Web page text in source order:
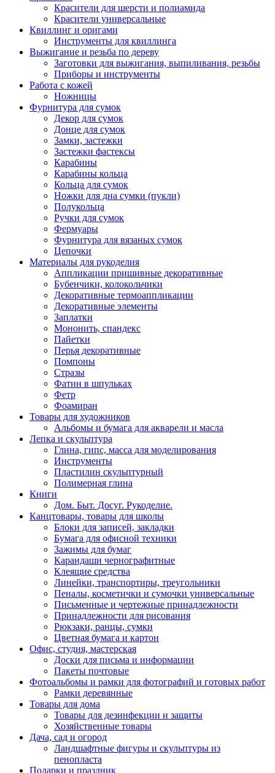
Красители для шерсти и полиамида
Красители универсальные
Квиллинг и оригами
Инструменты для квиллинга
Выжигание и резьба по дереву
Заготовки для выжигания, выпиливания, резьбы
Приборы и инструменты
Работа с кожей
Ножницы
Фурнитура для сумок
Декор для сумок
Донце для сумок
Замки, застежки
Застежки фастексы
Карабины
Карабины кольца
Кольца для сумок
Ножки для дна сумки (пукли)
Полукольца
Ручки для сумок
Фермуары
Фурнитура для вязаных сумок
Цепочки
Материалы для рукоделия
Аппликации пришивные декоративные
Бубенчики, колокольчики
Декоративные термоаппликации
Декоративные элементы
Заплатки
Мононить, спандекс
Пайетки
Перья декоративные
Помпоны
Стразы
Фатин в шпульках
Фетр
Фоамиран
Товары для художников
Альбомы и бумага для акварели и масла
Лепка и скульптура
Глина, гипс, масса для моделирования
Инструменты
Пластилин скульптурный
Полимерная глина
Книги
Дом. Быт. Досуг. Рукоделие.
Канцтовары, товары для школы
Блоки для записей, закладки
Бумага для офисной техники
Зажимы для бумаг
Карандаши чернографитные
Клеящие средства
Линейки, транспортиры, треугольники
Пеналы, косметички и сумочки универсальные
Письменные и чертежные принадлежности
Принадлежности для рисования
Рюкзаки, ранцы, сумки
Цветная бумага и картон
Офис, студия, мастерская
Доски для письма и информации
Пакеты почтовые
Фотоальбомы и рамки для фотографий и готовых работ
Рамки деревянные
Товары для дома
Товары для дезинфекции и защиты
Хозяйственные товары
Дача, сад и огород
Ландшафтные фигуры и скульптуры из
пенопласта
Подарки и праздник